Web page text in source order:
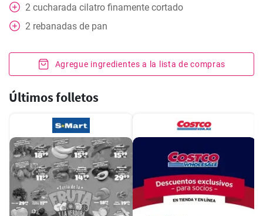
2 cucharada cilatro finamente cortado
2 rebanadas de pan
Agregue ingredientes a la lista de compras
Últimos folletos